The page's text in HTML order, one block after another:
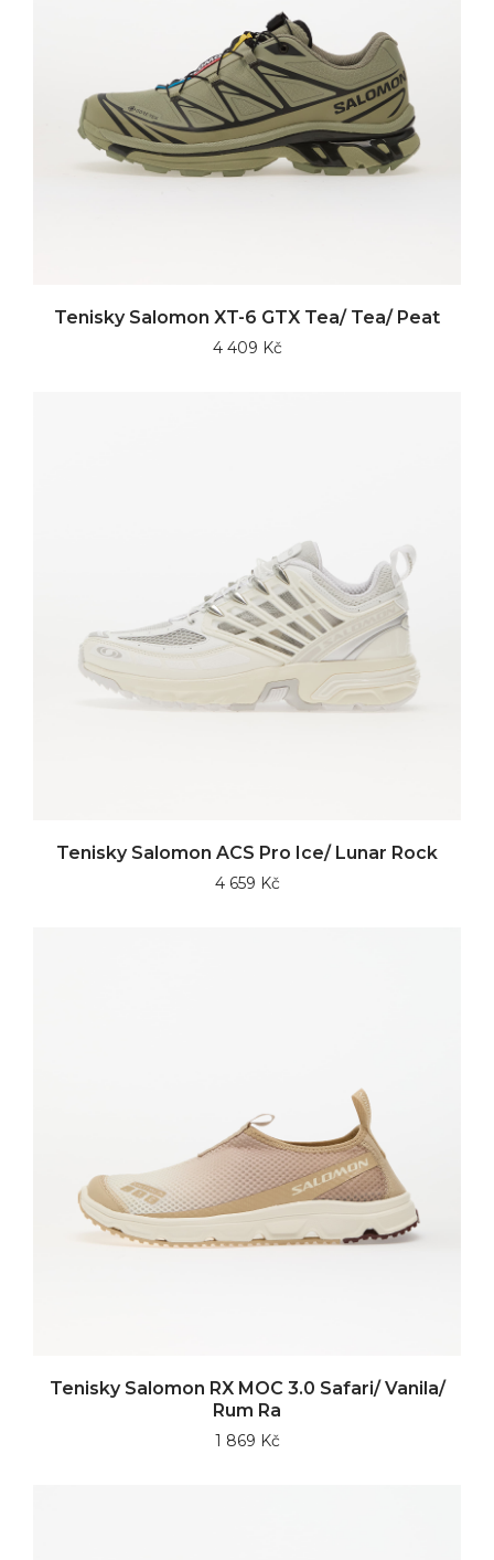
Tenisky Salomon XT-6 GTX Tea/ Tea/ Peat
4 409 Kč
Tenisky Salomon ACS Pro Ice/ Lunar Rock
4 659 Kč
Tenisky Salomon RX MOC 3.0 Safari/ Vanila/
Rum Ra
1 869 Kč